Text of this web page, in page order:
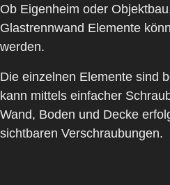
Ob Eigenheim oder
Glastrennwand Elemente
werden.
Die einzelnen Elemente sind
kann mittels einfacher
Wand, Boden und Decke
sichtbaren Verschraubungen.